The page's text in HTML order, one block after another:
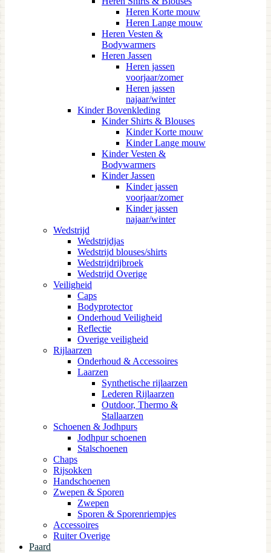
Heren Korte mouw
Heren Lange mouw
Heren Vesten &
Bodywarmers
Heren Jassen
Heren jassen
voorjaar/zomer
Heren jassen
najaar/winter
Kinder Bovenkleding
Kinder Shirts & Blouses
Kinder Korte mouw
Kinder Lange mouw
Kinder Vesten &
Bodywarmers
Kinder Jassen
Kinder jassen
voorjaar/zomer
Kinder jassen
najaar/winter
Wedstrijd
Wedstrijdjas
Wedstrijd blouses/shirts
Wedstrijdrijbroek
Wedstrijd Overige
Veiligheid
Caps
Bodyprotector
Onderhoud Veiligheid
Reflectie
Overige veiligheid
Rijlaarzen
Onderhoud & Accessoires
Laarzen
Synthetische rijlaarzen
Lederen Rijlaarzen
Outdoor, Thermo &
Stallaarzen
Schoenen & Jodhpurs
Jodhpur schoenen
Stalschoenen
Chaps
Rijsokken
Handschoenen
Zwepen & Sporen
Zwepen
Sporen & Sporenriempjes
Accessoires
Ruiter Overige
Paard